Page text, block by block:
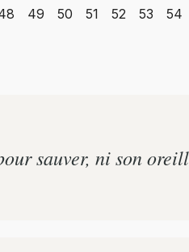
49 50 51 52 53 54
sauver, ni son